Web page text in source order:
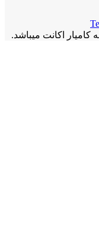
اکانت میباشد.